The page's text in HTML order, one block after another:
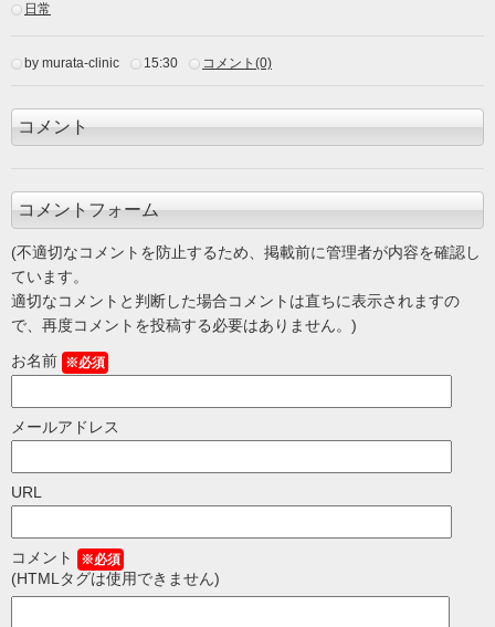
日常
by murata-clinic 15:30 コメント(0)
コメント
コメントフォーム
(不適切なコメントを防止するため、掲載前に管理者が内容を確認し
ています。
適切なコメントと判断した場合コメントは直ちに表示されますの
で、再度コメントを投稿する必要はありません。)
お名前 ※必須
メールアドレス
URL
コメント ※必須
(HTMLタグは使用できません)